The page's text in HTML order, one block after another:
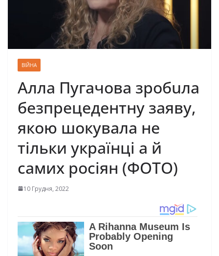
ВІЙНА
Алла Пугачова зробuла
безпрецедентну заяву,
якою шокувала не
тільки українці а й
самих росіян (ФОТО)
10 Грудня, 2022